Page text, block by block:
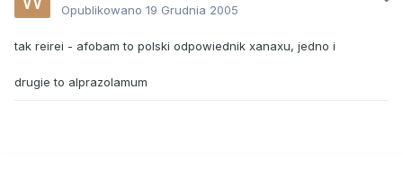
Opublikowano 19 Grudnia 2005
tak reirei - afobam to polski odpowiednik xanaxu, jedno i
drugie to alprazolamum